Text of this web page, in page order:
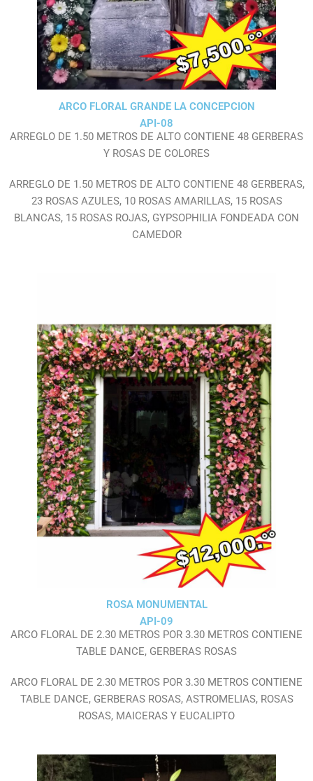
ARCO FLORAL GRANDE LA CONCEPCION
API-08
ARREGLO DE 1.50 METROS DE ALTO CONTIENE 48 GERBERAS
Y ROSAS DE COLORES
ARREGLO DE 1.50 METROS DE ALTO CONTIENE 48 GERBERAS,
23 ROSAS AZULES, 10 ROSAS AMARILLAS, 15 ROSAS
BLANCAS, 15 ROSAS ROJAS, GYPSOPHILIA FONDEADA CON
CAMEDOR
ROSA MONUMENTAL
API-09
ARCO FLORAL DE 2.30 METROS POR 3.30 METROS CONTIENE
TABLE DANCE, GERBERAS ROSAS
ARCO FLORAL DE 2.30 METROS POR 3.30 METROS CONTIENE
TABLE DANCE, GERBERAS ROSAS, ASTROMELIAS, ROSAS
ROSAS, MAICERAS Y EUCALIPTO